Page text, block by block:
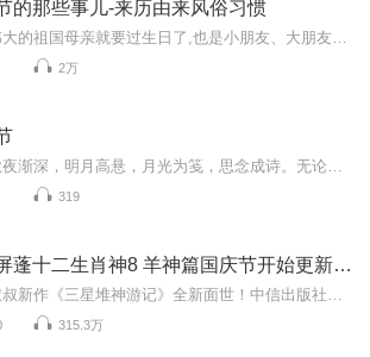
的那些事儿-来历由来风俗习惯
2万
319
小猪屏蓬十二生肖神8 羊神篇国庆节开始更新啦！
315.3万